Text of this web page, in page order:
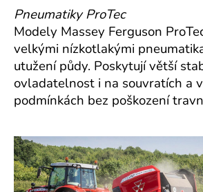
Pneumatiky ProTec
Modely Massey Ferguson
velkými nízkotlakými
utužení půdy. Poskytují větší
ovladatelnost i na souvratích a
podmínkách bez poškození